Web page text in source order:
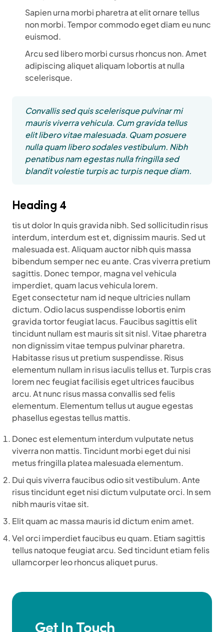
Sapien urna morbi pharetra at elit ornare tellus
non morbi. Tempor commodo eget diam eu nunc
euismod.
Arcu sed libero morbi cursus rhoncus non. Amet
adipiscing aliquet aliquam lobortis at nulla
scelerisque.
Convallis sed quis scelerisque pulvinar mi
mauris viverra vehicula. Cum gravida tellus
elit libero vitae malesuada. Quam posuere
nulla quam libero sodales vestibulum. Nibh
penatibus nam egestas nulla fringilla sed
blandit volestie turpis ac turpis neque diam.
Heading 4
tis ut dolor In quis gravida nibh. Sed sollicitudin risus
interdum, interdum est et, dignissim mauris. Sed ut
malesuada est. Aliquam auctor nibh quis massa
bibendum semper nec eu ante. Cras viverra pretium
sagittis. Donec tempor, magna vel vehicula
imperdiet, quam lacus vehicula lorem.
Eget consectetur nam id neque ultricies nullam
dictum. Odio lacus suspendisse lobortis enim
gravida tortor feugiat lacus. Faucibus sagittis elit
tincidunt nullam est mauris sit sit nisl. Vitae pharetra
non dignissim vitae tempus pulvinar pharetra.
Habitasse risus ut pretium suspendisse. Risus
elementum nullam in risus iaculis tellus et. Turpis cras
lorem nec feugiat facilisis eget ultrices faucibus
arcu. At nunc risus massa convallis sed felis
elementum. Elementum tellus ut augue egestas
phasellus egestas tellus mattis.
Donec est elementum interdum vulputate netus
viverra non mattis. Tincidunt morbi eget dui nisi
metus fringilla platea malesuada elementum.
Dui quis viverra faucibus odio sit vestibulum. Ante
risus tincidunt eget nisi dictum vulputate orci. In sem
nibh mauris vitae sit.
Elit quam ac massa mauris id dictum enim amet.
Vel orci imperdiet faucibus eu quam. Etiam sagittis
tellus natoque feugiat arcu. Sed tincidunt etiam felis
ullamcorper leo rhoncus aliquet purus.
Get In Touch